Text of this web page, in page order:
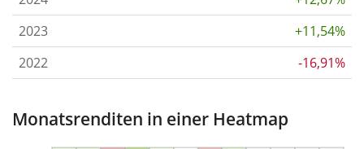
2023
+11,54%
2022
-16,91%
Monatsrenditen in einer Heatmap